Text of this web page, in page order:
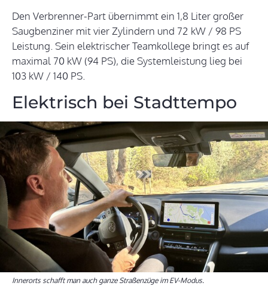
Den Verbrenner-Part übernimmt ein 1,8 Liter großer
Saugbenziner mit vier Zylindern und 72 kW / 98 PS
Leistung. Sein elektrischer Teamkollege bringt es auf
maximal 70 kW (94 PS), die Systemleistung lieg bei
103 kW / 140 PS.
Elektrisch bei Stadttempo
Innerorts schafft man auch ganze Straßenzüge im EV-Modus.